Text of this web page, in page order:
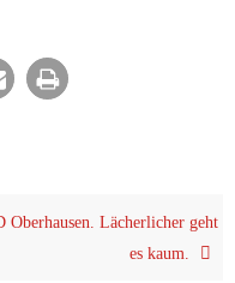
Ober­hau­sen. Lächer­li­cher geht
es kaum.